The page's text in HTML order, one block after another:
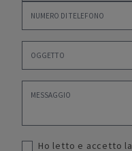
Ho letto e accetto la